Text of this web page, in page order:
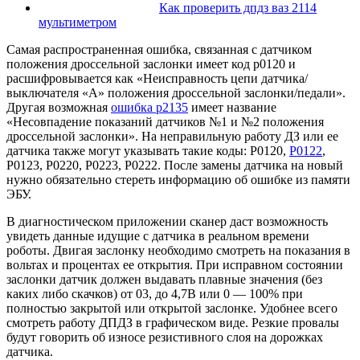
Как проверить дпдз ваз 2114
мультиметром
Самая распространенная ошибка, связанная с датчиком
положения дроссельной заслонки имеет код р0120 и
расшифровывается как «Неисправность цепи датчика/
выключателя «A» положения дроссельной заслонки/педали».
Другая возможная ошибка р2135 имеет название
«Несовпадение показаний датчиков №1 и №2 положения
дроссельной заслонки». На неправильную работу ДЗ или ее
датчика также могут указывать такие коды: Р0120, Р0122,
Р0123, Р0220, Р0223, Р0222. После замены датчика на новый
нужно обязательно стереть информацию об ошибке из памяти
ЭБУ.
В диагностическом приложении сканер даст возможность
увидеть данные идущие с датчика в реальном времени
роботы. Двигая заслонку необходимо смотреть на показания в
вольтах и процентах ее открытия. При исправном состоянии
заслонки датчик должен выдавать плавные значения (без
каких либо скачков) от 03, до 4,7В или 0 — 100% при
полностью закрытой или открытой заслонке. Удобнее всего
смотреть работу ДПДЗ в графическом виде. Резкие провалы
будут говорить об износе резистивного слоя на дорожках
датчика.